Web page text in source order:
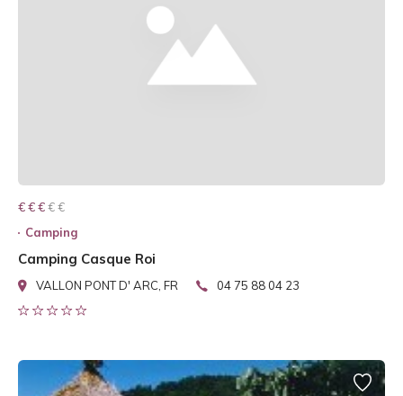
€ € € € €
€ € €
Camping
Camping Casque Roi
VALLON PONT D' ARC, FR 04 75 88 04 23